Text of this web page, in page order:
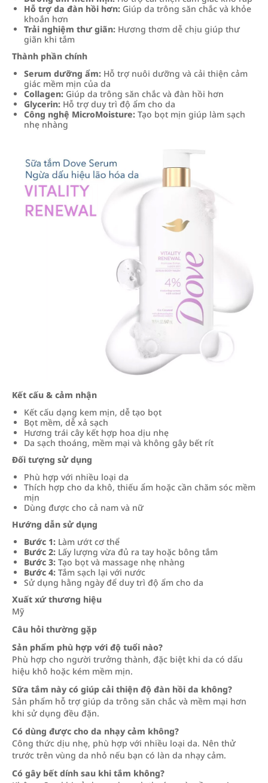
Hỗ trợ da đàn hồi hơn: Giúp da trông săn chắc và khỏe
khoắn hơn
Trải nghiệm thư giãn: Hương thơm dễ chịu giúp thư
giãn khi tắm
Thành phần chính
Serum dưỡng ẩm: Hỗ trợ nuôi dưỡng và cải thiện cảm
giác mềm mịn của da
Collagen: Giúp da trông săn chắc và đàn hồi hơn
Glycerin: Hỗ trợ duy trì độ ẩm cho da
Công nghệ MicroMoisture: Tạo bọt mịn giúp làm sạch
nhẹ nhàng
Kết cấu & cảm nhận
Kết cấu dạng kem mịn, dễ tạo bọt
Bọt mềm, dễ xả sạch
Hương trái cây kết hợp hoa dịu nhẹ
Da sạch thoáng, mềm mại và không gây bết rít
Đối tượng sử dụng
Phù hợp với nhiều loại da
Thích hợp cho da khô, thiếu ẩm hoặc cần chăm sóc mềm
mịn
Dùng được cho cả nam và nữ
Hướng dẫn sử dụng
Bước 1: Làm ướt cơ thể
Bước 2: Lấy lượng vừa đủ ra tay hoặc bông tắm
Bước 3: Tạo bọt và massage nhẹ nhàng
Bước 4: Tắm sạch lại với nước
Sử dụng hằng ngày để duy trì độ ẩm cho da
Xuất xứ thương hiệu
Mỹ
Câu hỏi thường gặp
Sản phẩm phù hợp với độ tuổi nào?
Phù hợp cho người trưởng thành, đặc biệt khi da có dấu
hiệu khô hoặc kém mềm mịn.
Sữa tắm này có giúp cải thiện độ đàn hồi da không?
Sản phẩm hỗ trợ giúp da trông săn chắc và mềm mại hơn
khi sử dụng đều đặn.
Có dùng được cho da nhạy cảm không?
Công thức dịu nhẹ, phù hợp với nhiều loại da. Nên thử
trước trên vùng da nhỏ nếu bạn có làn da nhạy cảm.
Có gây bết dính sau khi tắm không?